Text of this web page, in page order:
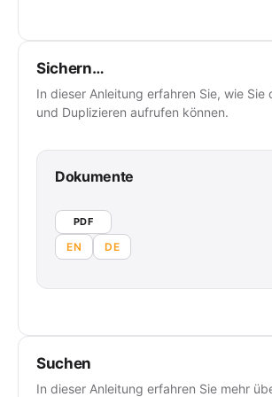
Sichern…
In dieser Anleitung erfahren Sie, wie Sie
und Duplizieren aufrufen können.
Dokumente
PDF
EN DE
Suchen
In dieser Anleitung erfahren Sie mehr